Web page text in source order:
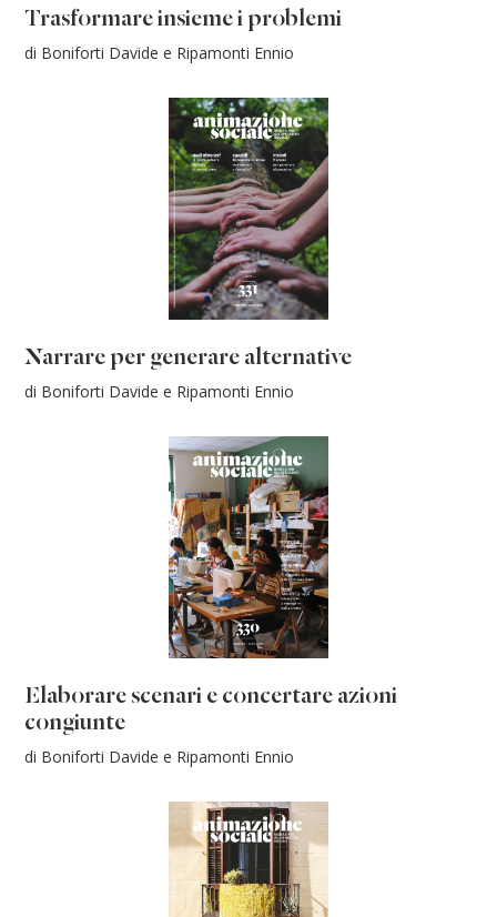
Trasformare insieme i problemi
di Boniforti Davide e Ripamonti Ennio
Narrare per generare alternative
di Boniforti Davide e Ripamonti Ennio
Elaborare scenari e concertare azioni
congiunte
di Boniforti Davide e Ripamonti Ennio